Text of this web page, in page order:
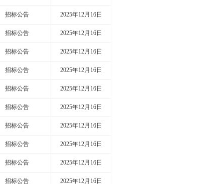
招标公告 2025年12月16日
招标公告 2025年12月16日
招标公告 2025年12月16日
招标公告 2025年12月16日
招标公告 2025年12月16日
招标公告 2025年12月16日
招标公告 2025年12月16日
招标公告 2025年12月16日
招标公告 2025年12月16日
招标公告 2025年12月16日